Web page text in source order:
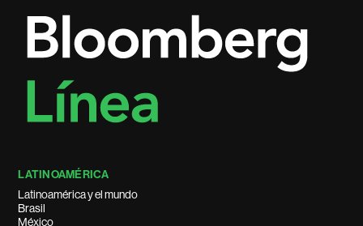
LATINOAMÉRICA
Latinoamérica y el mundo
Brasil
México